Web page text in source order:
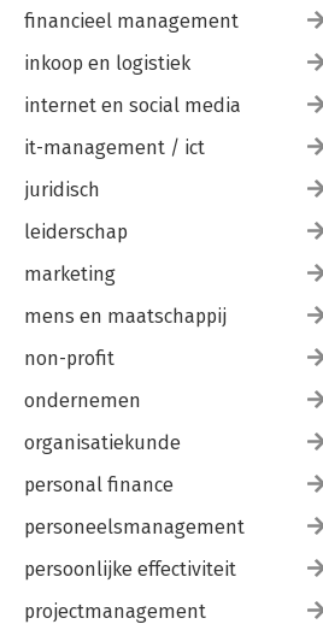
financieel management
inkoop en logistiek
internet en social media
it-management / ict
juridisch
leiderschap
marketing
mens en maatschappij
non-profit
ondernemen
organisatiekunde
personal finance
personeelsmanagement
persoonlijke effectiviteit
projectmanagement